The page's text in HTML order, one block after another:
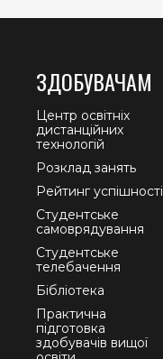
ЗДОБУВАЧАМ
Центр освітніх
дистанційних
технологій
Розклад занять
Рейтинг успішності
Студентське
самоврядування
Студентське
телебачення
Бібліотека
Практична
підготовка
здобувачів вищої